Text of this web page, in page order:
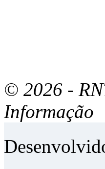
© 2026 -
Informação